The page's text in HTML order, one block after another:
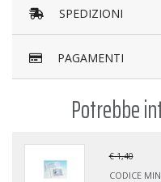
SPEDIZIONI
PAGAMENTI
Potrebbe
€ 1,40
CODICE